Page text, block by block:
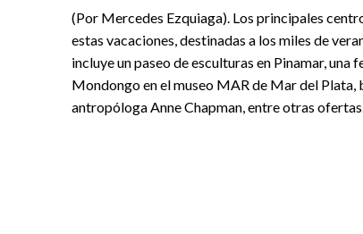
(Por Mercedes Ezquiaga). Los principales
estas vacaciones, destinadas a los miles de
incluye un paseo de esculturas en Pinamar,
Mondongo en el museo MAR de Mar del
antropóloga Anne Chapman, entre otras